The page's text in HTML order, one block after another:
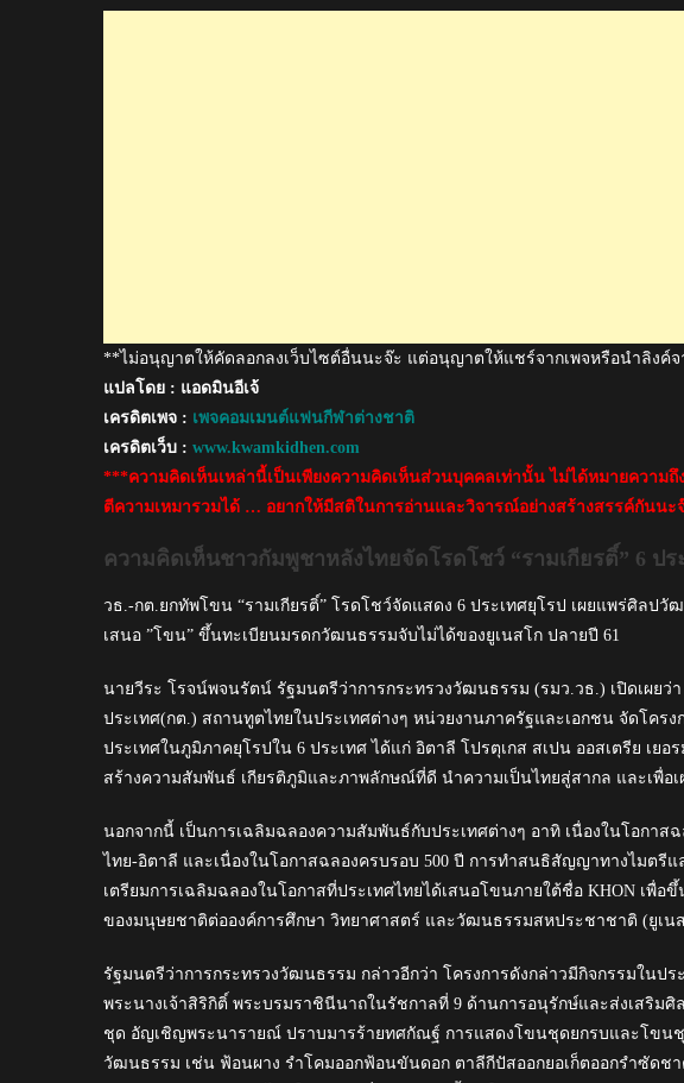
**ไม่อนุญาตให้คัดลอกลงเว็บไซต์อื่นนะจ๊ะ แต่อนุญาตให้แชร์จากเพจหรือนำลิงค์จ
แปลโดย : แอดมินอีเจ้
เครดิตเพจ : เพจคอมเมนต์แฟนกีฬาต่างชาติ
เครดิตเว็บ : www.kwamkidhen.com
***ความคิดเห็นเหล่านี้เป็นเพียงความคิดเห็นส่วนบุคคลเท่านั้น ไม่ได้หมายความ
ตีความเหมารวมได้ … อยากให้มีสติในการอ่านและวิจารณ์อย่างสร้างสรรค์กันน
ความคิดเห็นชาวกัมพูชาหลังไทยจัดโรดโชว์ “รามเกียรติ์” 6 ปร
วธ.-กต.ยกทัพโขน “รามเกียรติ์” โรดโชว์จัดแสดง 6 ประเทศยุโรป เผยแพร่ศิลป
เสนอ ”โขน” ขึ้นทะเบียนมรดกวัฒนธรรมจับไม่ได้ของยูเนสโก ปลายปี 61
นายวีระ โรจน์พจนรัตน์ รัฐมนตรีว่าการกระทรวงวัฒนธรรม (รมว.วธ.) เปิดเผยว่
ประเทศ(กต.) สถานทูตไทยในประเทศต่างๆ หน่วยงานภาครัฐและเอกชน จัดโคร
ประเทศในภูมิภาคยุโรปใน 6 ประเทศ ได้แก่ อิตาลี โปรตุเกส สเปน ออสเตรีย เยอ
สร้างความสัมพันธ์ เกียรติภูมิและภาพลักษณ์ที่ดี นำความเป็นไทยสู่สากล และเพื่
นอกจากนี้ เป็นการเฉลิมฉลองความสัมพันธ์กับประเทศต่างๆ อาทิ เนื่องในโอกา
ไทย-อิตาลี และเนื่องในโอกาสฉลองครบรอบ 500 ปี การทำสนธิสัญญาทางไมตรี
เตรียมการเฉลิมฉลองในโอกาสที่ประเทศไทยได้เสนอโขนภายใต้ชื่อ KHON เพื่
ของมนุษยชาติต่อองค์การศึกษา วิทยาศาสตร์ และวัฒนธรรมสหประชาชาติ (ยูเน
รัฐมนตรีว่าการกระทรวงวัฒนธรรม กล่าวอีกว่า โครงการดังกล่าวมีกิจกรรมในปร
พระนางเจ้าสิริกิติ์ พระบรมราชินีนาถในรัชกาลที่ 9 ด้านการอนุรักษ์และส่งเสริม
ชุด อัญเชิญพระนารายณ์ ปราบมารร้ายทศกัณฐ์ การแสดงโขนชุดยกรบและโขน
วัฒนธรรม เช่น ฟ้อนผาง รำโคมออกฟ้อนขันดอก ตาลีกีปัสออกยอเก็ตออกรำซัดช